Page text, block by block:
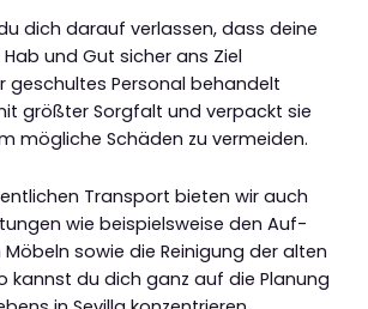
dich darauf verlassen, dass deine
und Gut sicher ans Ziel
geschultes Personal behandelt
größter Sorgfalt und verpackt sie
mögliche Schäden zu vermeiden.
Transport bieten wir auch
wie beispielsweise den Auf-
sowie die Reinigung der alten
kannst du dich ganz auf die Planung